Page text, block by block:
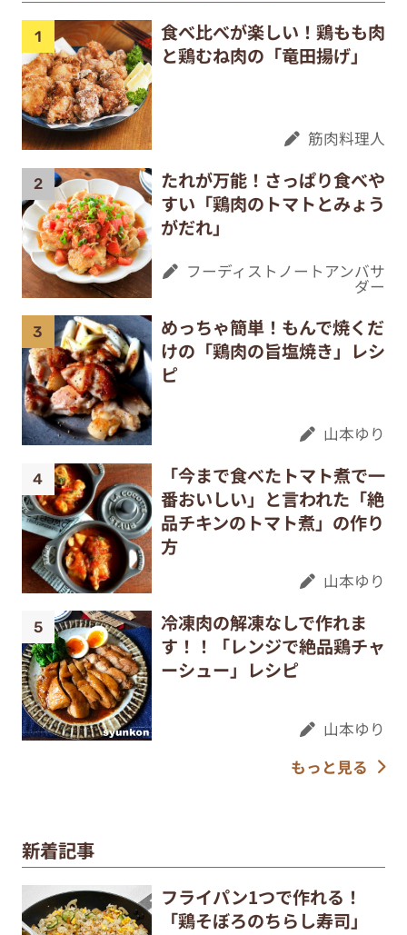
食べ比べが楽しい！鶏もも肉
と鶏むね肉の「竜田揚げ」
筋肉料理人
たれが万能！さっぱり食べや
すい「鶏肉のトマトとみょう
がだれ」
フーディストノートアンバサ
ダー
めっちゃ簡単！もんで焼くだ
けの「鶏肉の旨塩焼き」レシ
ピ
山本ゆり
「今まで食べたトマト煮で一
番おいしい」と言われた「絶
品チキンのトマト煮」の作り
方
山本ゆり
冷凍肉の解凍なしで作れま
す！！「レンジで絶品鶏チャ
ーシュー」レシピ
山本ゆり
もっと見る
新着記事
フライパン1つで作れる！
「鶏そぼろのちらし寿司」